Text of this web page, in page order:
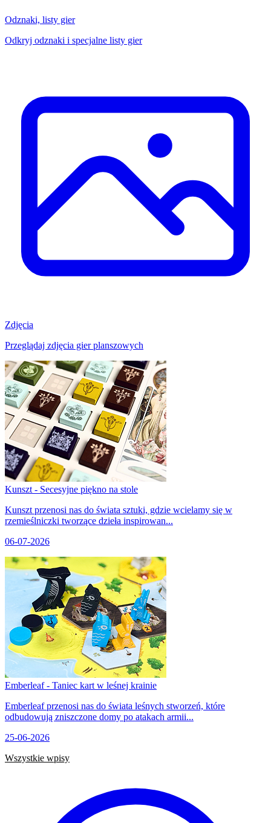
Odznaki, listy gier
Odkryj odznaki i specjalne listy gier
Zdjęcia
Przeglądaj zdjęcia gier planszowych
Kunszt - Secesyjne piękno na stole
Kunszt przenosi nas do świata sztuki, gdzie wcielamy się w
rzemieślniczki tworzące dzieła inspirowan...
06-07-2026
Emberleaf - Taniec kart w leśnej krainie
Emberleaf przenosi nas do świata leśnych stworzeń, które
odbudowują zniszczone domy po atakach armii...
25-06-2026
Wszystkie wpisy